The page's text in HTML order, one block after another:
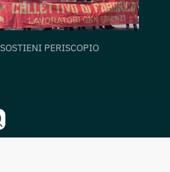
SOSTIENI PERISCOPIO